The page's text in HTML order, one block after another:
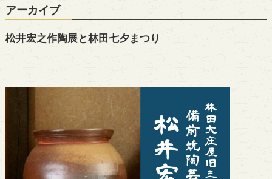
ツ
へ
ス
キ
アーカイブ
松井宏之作陶展と林田七夕まつり